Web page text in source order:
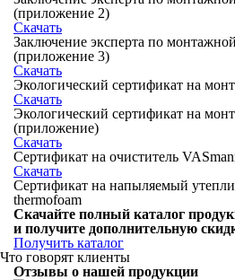
(приложение 2)
Скачать
Заключение эксперта по
(приложение 3)
Скачать
Экологический сертификат на
Скачать
Экологический сертификат на
(приложение)
Скачать
Сертификат на очиститель
Скачать
Сертификат на напыляемый
thermofoam
Скачайте полный каталог
и получите дополнительную
Получить каталог
Что говорят клиенты
Отзывы о нашей продукции